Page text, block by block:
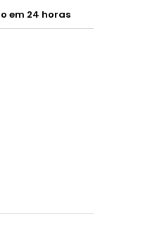
em 24 horas